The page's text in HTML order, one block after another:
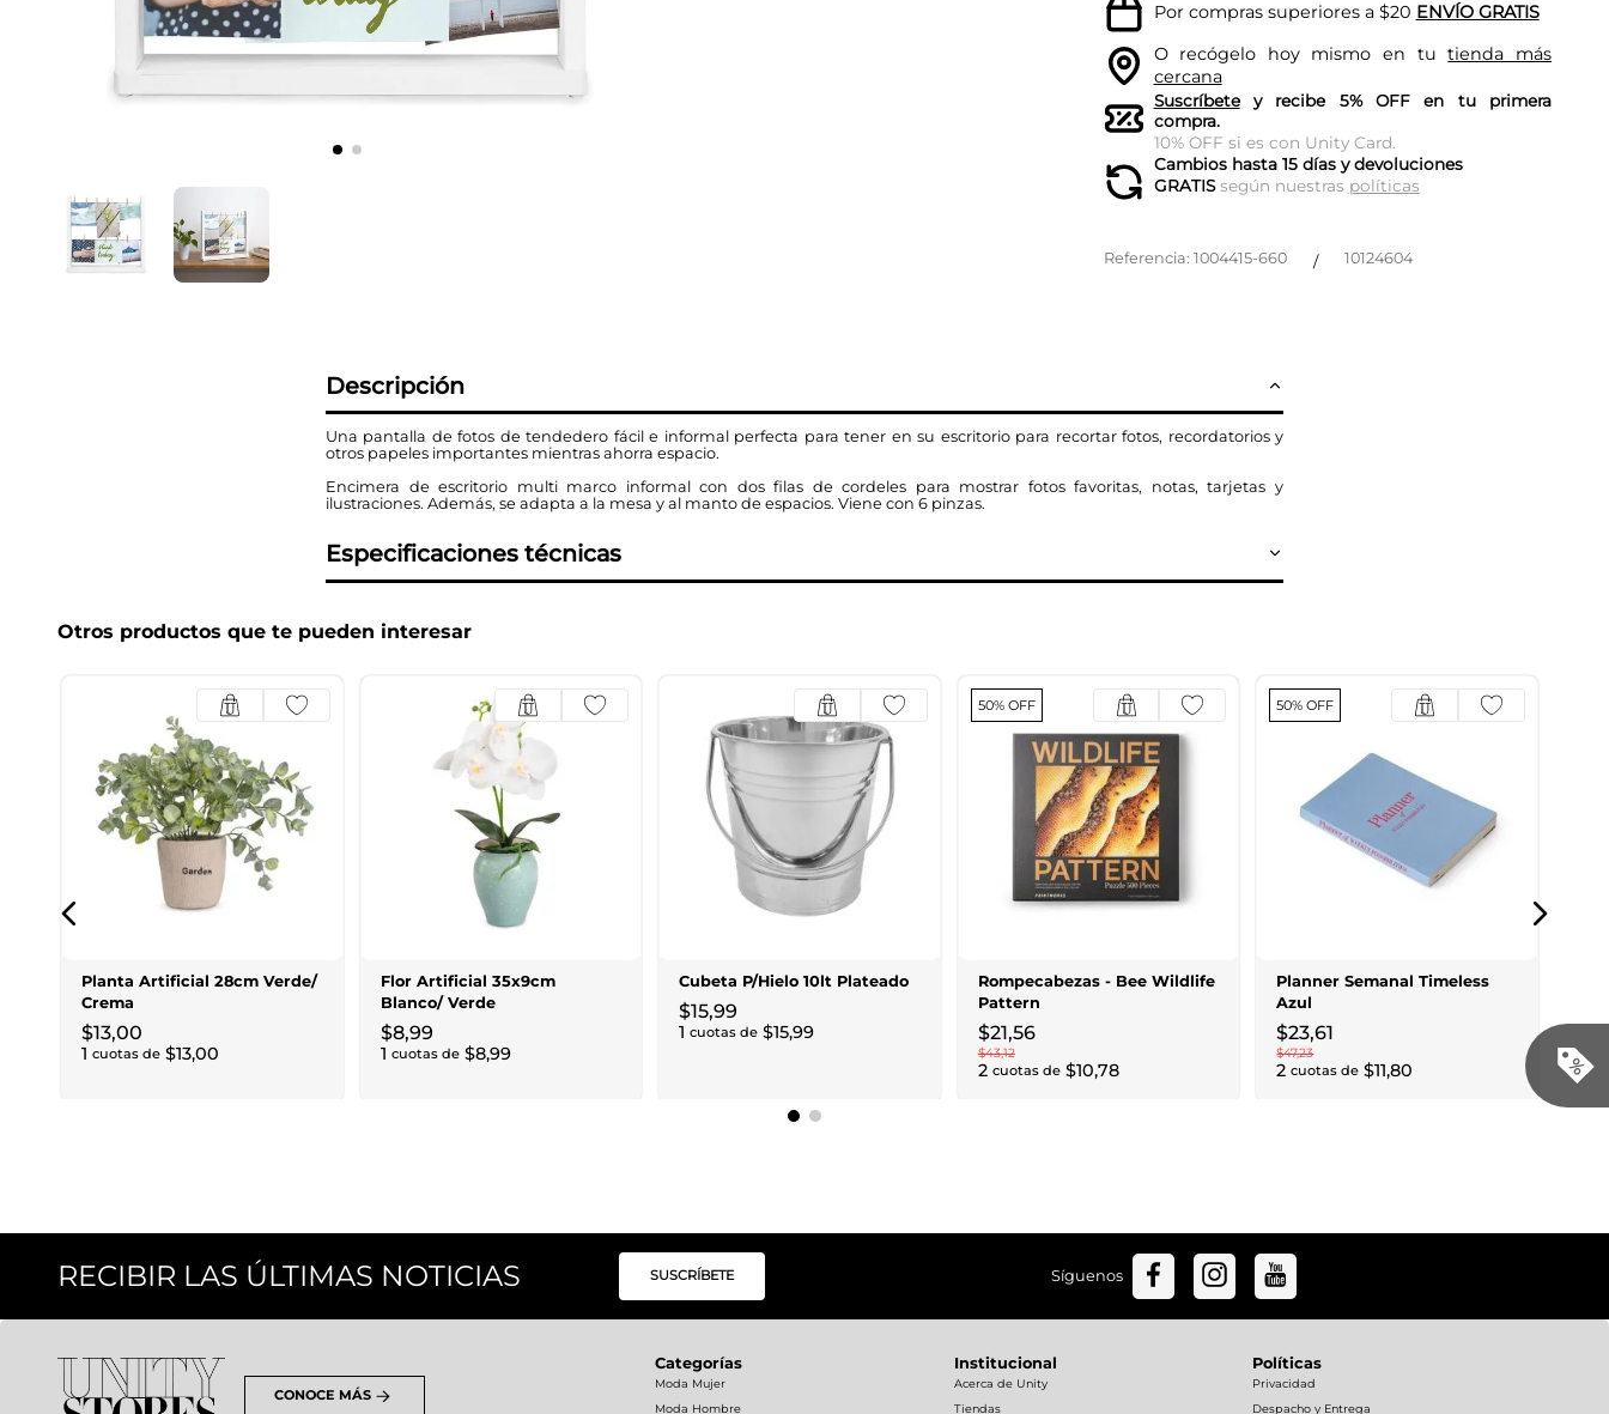
Por compras superiores a $20 ENVÍO GRATIS
O recógelo hoy mismo en tutienda más
cercana
Suscríbetey recibe 5% OFF en tu primera
compra.
10% OFF si es con Unity Card.
Cambios hasta 15 días y devoluciones
GRATISsegún nuestras políticas
Referencia: 1004415-660 / 10124604
Descripción
Una pantalla de fotos de tendedero fácil e informal perfecta para tener en su escritorio para recortar fotos, recordatorios y
otros papeles importantes mientras ahorra espacio.
Encimera de escritorio multi marco informal con dos filas de cordeles para mostrar fotos favoritas, notas, tarjetas y
ilustraciones. Además, se adapta a la mesa y al manto de espacios. Viene con 6 pinzas.
Especificaciones técnicas
Otros productos que te pueden interesar
Planta Artificial 28cm Verde/
Crema
$13,00
1 cuotas de $13,00
Flor Artificial 35x9cm
Blanco/ Verde
$8,99
1 cuotas de $8,99
Cubeta P/Hielo 10lt Plateado
$15,99
1 cuotas de $15,99
50% OFF
Rompecabezas - Bee Wildlife
Pattern
$21,56
$43,12
2 cuotas de $10,78
50% OFF
Planner Semanal Timeless
Azul
$23,61
$47,23
2 cuotas de $11,80
RECIBIR LAS ÚLTIMAS NOTICIAS SUSCRÍBETE Síguenos
CONOCE MÁS
Categorías
Moda Mujer
Moda Hombre
Institucional
Acerca de Unity
Tiendas
Políticas
Privacidad
Despacho y Entrega